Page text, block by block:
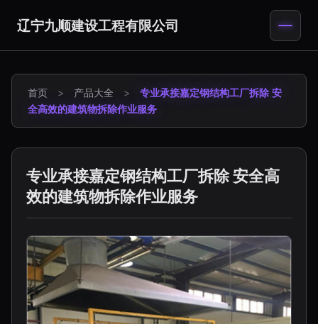
辽宁九顺建设工程有限公司
首页 > 产品大全 >
专业承接嘉定钢结构工厂拆除 安
全高效的建筑物拆除作业服务
专业承接嘉定钢结构工厂拆除 安全高
效的建筑物拆除作业服务